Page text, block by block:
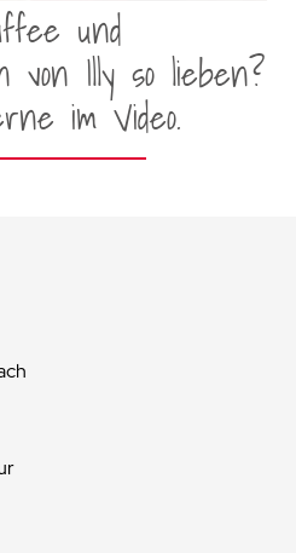
und
von Illy so lieben?
im Video.